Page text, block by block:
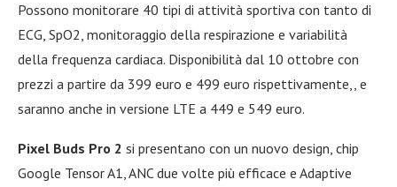
Possono monitorare 40 tipi di attività sportiva con tanto di
ECG, SpO2, monitoraggio della respirazione e variabilità
della frequenza cardiaca. Disponibilità dal 10 ottobre con
prezzi a partire da 399 euro e 499 euro rispettivamente,, e
saranno anche in versione LTE a 449 e 549 euro.
Pixel Buds Pro 2 si presentano con un nuovo design, chip
Google Tensor A1, ANC due volte più efficace e Adaptive